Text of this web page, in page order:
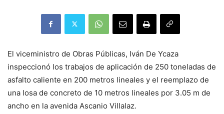
El viceministro de Obras Públicas, Iván De Ycaza
inspeccionó los trabajos de aplicación de 250 toneladas de
asfalto caliente en 200 metros lineales y el reemplazo de
una losa de concreto de 10 metros lineales por 3.05 m de
ancho en la avenida Ascanio Villalaz.